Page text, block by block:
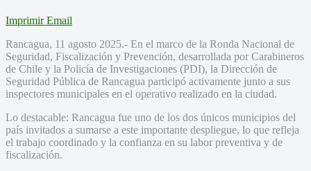
Imprimir Email
Rancagua, 11 agosto 2025.- En el marco de la Ronda Nacional de
Seguridad, Fiscalización y Prevención, desarrollada por Carabineros
de Chile y la Policía de Investigaciones (PDI), la Dirección de
Seguridad Pública de Rancagua participó activamente junto a sus
inspectores municipales en el operativo realizado en la ciudad.
Lo destacable: Rancagua fue uno de los dos únicos municipios del
país invitados a sumarse a este importante despliegue, lo que refleja
el trabajo coordinado y la confianza en su labor preventiva y de
fiscalización.